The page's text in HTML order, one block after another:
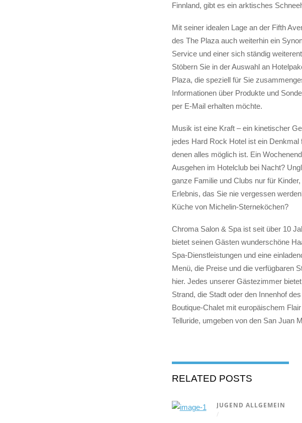
Finnland, gibt es ein arktisches
Mit seiner idealen Lage an der Fifth
des The Plaza auch weiterhin ein
Service und einer sich ständig
Stöbern Sie in der Auswahl an
Plaza, die speziell für Sie
Informationen über Produkte und
per E-Mail erhalten möchte.
Musik ist eine Kraft – ein kinetischer
jedes Hard Rock Hotel ist ein
denen alles möglich ist. Ein
Ausgehen im Hotelclub bei Nacht?
ganze Familie und Clubs nur für
Erlebnis, das Sie nie vergessen
Küche von Michelin-Sterneköchen?
Chroma Salon & Spa ist seit über 10
bietet seinen Gästen wunderschöne
Spa-Dienstleistungen und eine
Menü, die Preise und die verfügbaren
hier. Jedes unserer Gästezimmer
Strand, die Stadt oder den Innenhof
Boutique-Chalet mit europäischem
Telluride, umgeben von den San Juan
RELATED POSTS
JUGEND ALLGEMEIN
/